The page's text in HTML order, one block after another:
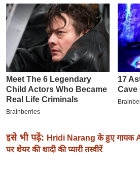
0
2
क्रा
इ
म
ई
-
पे
प
र
इसे भी पढ़ें: Hridi Narang के हुए गायक
पर शेयर की शादी की प्यारी तस्वीरें